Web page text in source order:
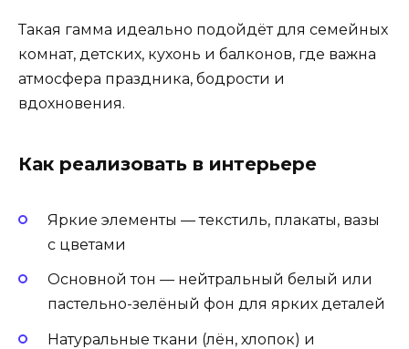
Такая гамма идеально подойдёт для семейных
комнат, детских, кухонь и балконов, где важна
атмосфера праздника, бодрости и
вдохновения.
Как реализовать в интерьере
Яркие элементы — текстиль, плакаты, вазы
с цветами
Основной тон — нейтральный белый или
пастельно-зелёный фон для ярких деталей
Натуральные ткани (лён, хлопок) и